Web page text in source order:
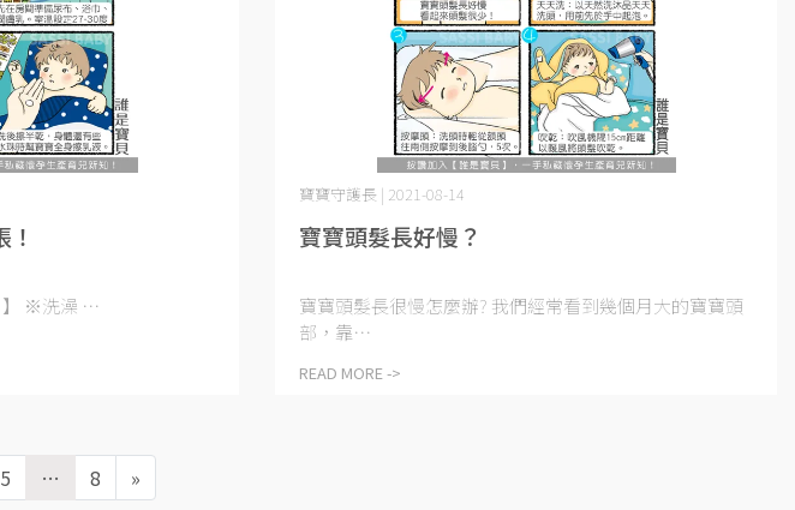
】 ※洗澡 ⋯
寶寶頭髮長好慢？
寶寶守護長 | 2021-08-14
寶寶頭髮長很慢怎麼辦? 我們經常看到幾個月大的寶寶頭
部，靠⋯
READ MORE ->
5 … 8 »